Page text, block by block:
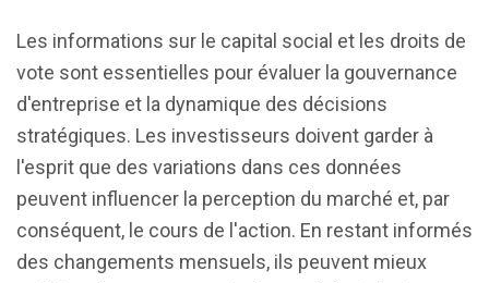
Les informations sur le capital social et les droits de
vote sont essentielles pour évaluer la gouvernance
d'entreprise et la dynamique des décisions
stratégiques. Les investisseurs doivent garder à
l'esprit que des variations dans ces données
peuvent influencer la perception du marché et, par
conséquent, le cours de l'action. En restant informés
des changements mensuels, ils peuvent mieux